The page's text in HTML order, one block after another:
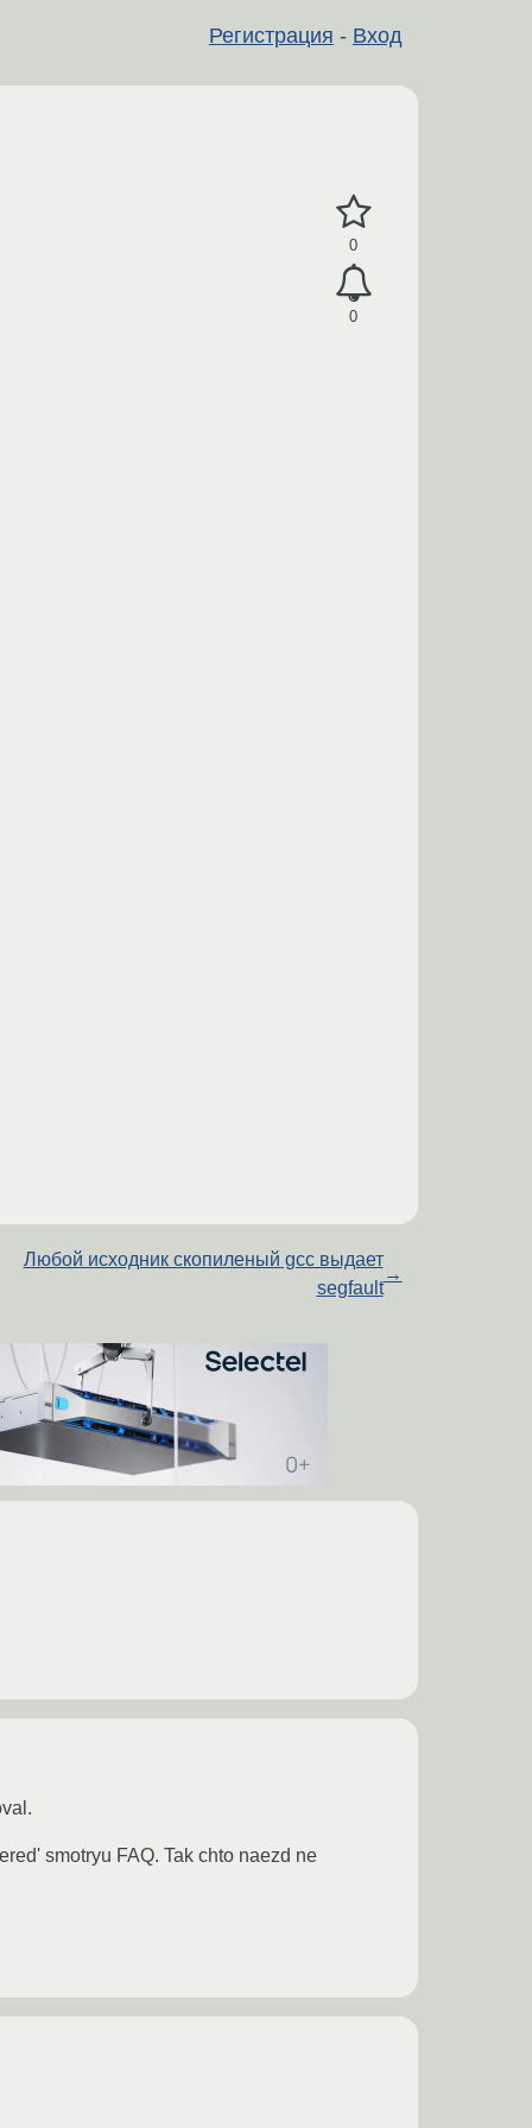
Регистрация - Вход
0
0
Любой исходник скопиленый gcc выдает
segfault
→
smotryu FAQ. Tak chto naezd ne